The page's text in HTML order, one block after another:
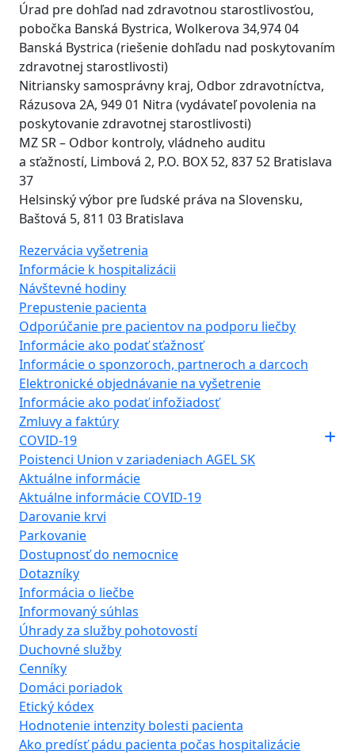
Úrad pre dohľad nad zdravotnou starostlivosťou,
pobočka Banská Bystrica, Wolkerova 34,974 04
Banská Bystrica (riešenie dohľadu nad poskytovaním
zdravotnej starostlivosti)
Nitriansky samosprávny kraj, Odbor zdravotníctva,
Rázusova 2A, 949 01 Nitra (vydávateľ povolenia na
poskytovanie zdravotnej starostlivosti)
MZ SR – Odbor kontroly, vládneho auditu
a sťažností, Limbová 2, P.O. BOX 52, 837 52 Bratislava
37
Helsinský výbor pre ľudské práva na Slovensku,
Baštová 5, 811 03 Bratislava
Rezervácia vyšetrenia
Informácie k hospitalizácii
Návštevné hodiny
Prepustenie pacienta
Odporúčanie pre pacientov na podporu liečby
Informácie ako podať sťažnosť
Informácie o sponzoroch, partneroch a darcoch
Elektronické objednávanie na vyšetrenie
Informácie ako podať infožiadosť
Zmluvy a faktúry
COVID-19
Poistenci Union v zariadeniach AGEL SK
Aktuálne informácie
Aktuálne informácie COVID-19
Darovanie krvi
Parkovanie
Dostupnosť do nemocnice
Dotazníky
Informácia o liečbe
Informovaný súhlas
Úhrady za služby pohotovostí
Duchovné služby
Cenníky
Domáci poriadok
Etický kódex
Hodnotenie intenzity bolesti pacienta
Ako predísť pádu pacienta počas hospitalizácie